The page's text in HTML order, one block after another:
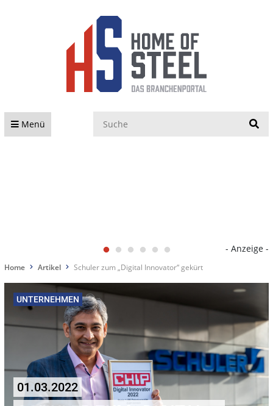
Menü
- Anzeige -
Home Artikel Schuler zum „Digital Innovator“ gekürt
UNTERNEHMEN
01.03.2022